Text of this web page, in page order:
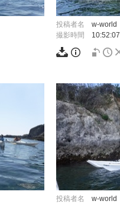
投稿者名
w-world
撮影時間
10:52:07
投稿者名
w-world